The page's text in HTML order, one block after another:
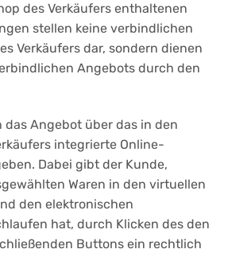
des Verkäufers enthaltenen
stellen keine verbindlichen
Verkäufers dar, sondern dienen
Angebots durch den
das Angebot über das in den
integrierte Online-
Dabei gibt der Kunde,
Waren in den virtuellen
den elektronischen
hat, durch Klicken des den
Buttons ein rechtlich